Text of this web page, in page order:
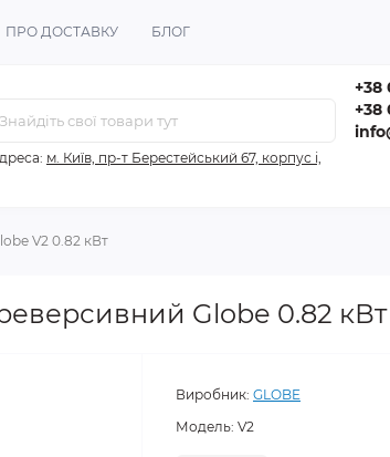
ПРО ДОСТАВКУ БЛОГ
м. Київ, пр-т Берестейський 67, корпус і,
+38
+38
V2 0.82 кВт
Globe 0.82 кВт
Виробник: GLOBE
Модель: V2